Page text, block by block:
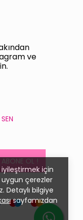
iyileştirmek için
çerezler
Detaylı bilgiye
sayfamızdan
ve
ABONE OL !